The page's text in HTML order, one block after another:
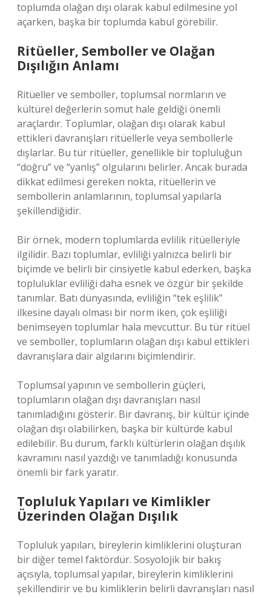
toplumda olağan dışı olarak kabul edilmesine yol
açarken, başka bir toplumda kabul görebilir.
Ritüeller, Semboller ve Olağan
Dışılığın Anlamı
Ritüeller ve semboller, toplumsal normların ve
kültürel değerlerin somut hale geldiği önemli
araçlardır. Toplumlar, olağan dışı olarak kabul
ettikleri davranışları ritüellerle veya sembollerle
dışlarlar. Bu tür ritüeller, genellikle bir topluluğun
“doğru” ve “yanlış” olgularını belirler. Ancak burada
dikkat edilmesi gereken nokta, ritüellerin ve
sembollerin anlamlarının, toplumsal yapılarla
şekillendiğidir.
Bir örnek, modern toplumlarda evlilik ritüelleriyle
ilgilidir. Bazı toplumlar, evliliği yalnızca belirli bir
biçimde ve belirli bir cinsiyetle kabul ederken, başka
topluluklar evliliği daha esnek ve özgür bir şekilde
tanımlar. Batı dünyasında, evliliğin “tek eşlilik”
ilkesine dayalı olması bir norm iken, çok eşliliği
benimseyen toplumlar hala mevcuttur. Bu tür ritüel
ve semboller, toplumların olağan dışı kabul ettikleri
davranışlara dair algılarını biçimlendirir.
Toplumsal yapının ve sembollerin güçleri,
toplumların olağan dışı davranışları nasıl
tanımladığını gösterir. Bir davranış, bir kültür içinde
olağan dışı olabilirken, başka bir kültürde kabul
edilebilir. Bu durum, farklı kültürlerin olağan dışılık
kavramını nasıl yazdığı ve tanımladığı konusunda
önemli bir fark yaratır.
Topluluk Yapıları ve Kimlikler
Üzerinden Olağan Dışılık
Topluluk yapıları, bireylerin kimliklerini oluşturan
bir diğer temel faktördür. Sosyolojik bir bakış
açısıyla, toplumsal yapılar, bireylerin kimliklerini
şekillendirir ve bu kimliklerin belirli davranışları nasıl